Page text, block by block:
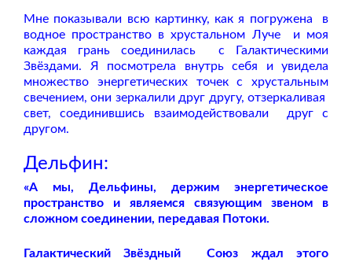
Мне показывали всю картинку, как я погружена
в
водное пространство в хрустальном Луче
и моя
каждая грань соединилась
с Галактическими
Звёздами. Я посмотрела внутрь себя и увидела
множество энергетических точек с хрустальным
свечением, они зеркалили друг другу, отзеркаливая
свет, соединившись взаимодействовали друг с
другом.
Дельфин:
«А мы, Дельфины, держим энергетическое
пространство и являемся связующим звеном в
сложном соединении, передавая Потоки.
Галактический Звёздный
Союз ждал этого